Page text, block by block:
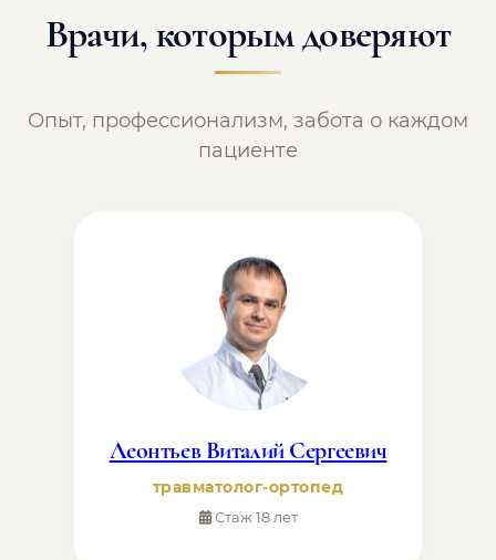
Врачи, которым доверяют
Опыт, профессионализм, забота о каждом
пациенте
Леонтьев Виталий Сергеевич
травматолог-ортопед
Стаж 18 лет